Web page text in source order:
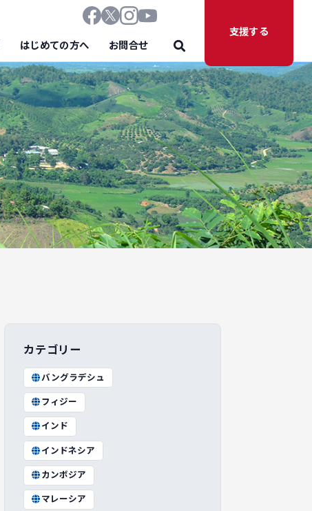
はじめての方へ お問合せ
支援する
カテゴリー
バングラデシュ
フィジー
インド
インドネシア
カンボジア
マレーシア